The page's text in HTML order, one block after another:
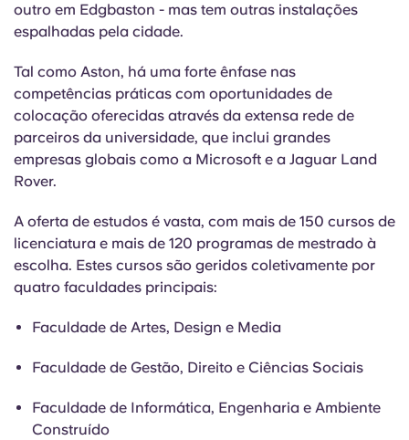
outro em Edgbaston - mas tem outras instalações
espalhadas pela cidade.
Tal como Aston, há uma forte ênfase nas
competências práticas com oportunidades de
colocação oferecidas através da extensa rede de
parceiros da universidade, que inclui grandes
empresas globais como a Microsoft e a Jaguar Land
Rover.
A oferta de estudos é vasta, com mais de 150 cursos de
licenciatura e mais de 120 programas de mestrado à
escolha. Estes cursos são geridos coletivamente por
quatro faculdades principais:
Faculdade de Artes, Design e Media
Faculdade de Gestão, Direito e Ciências Sociais
Faculdade de Informática, Engenharia e Ambiente
Construído